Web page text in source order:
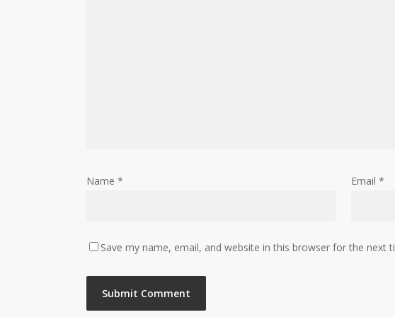
Name * Email *
Save my name, email, and website in this browser for the next